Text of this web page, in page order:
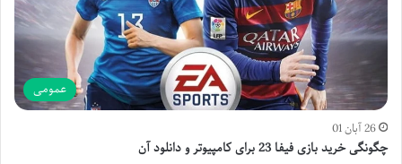
عمومی
26 آبان 01
چگونگی خرید بازی فیفا 23 برای کامپیوتر و دانلود آن